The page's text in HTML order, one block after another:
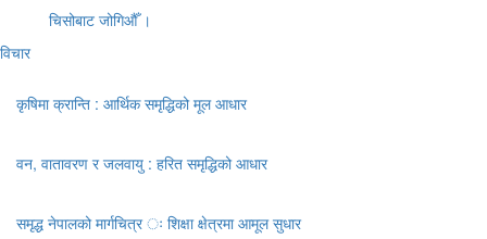
चिसोबाट जोगिऔँ ।
विचार
कृषिमा क्रान्ति : आर्थिक समृद्धिको मूल आधार
वन, वातावरण र जलवायु : हरित समृद्धिको आधार
समृद्ध नेपालको मार्गचित्र ः शिक्षा क्षेत्रमा आमूल सुधार